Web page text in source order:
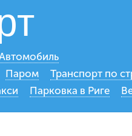
Паром
Транспорт по
Парковка в Риге